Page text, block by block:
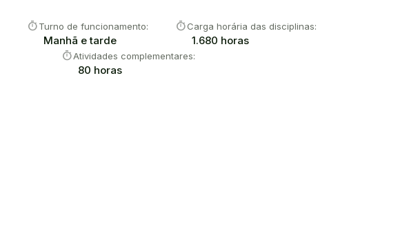
timerTurno de funcionamento:
Manhã e tarde
timerCarga horária das disciplinas:
1.680 horas
timerAtividades complementares:
80 horas